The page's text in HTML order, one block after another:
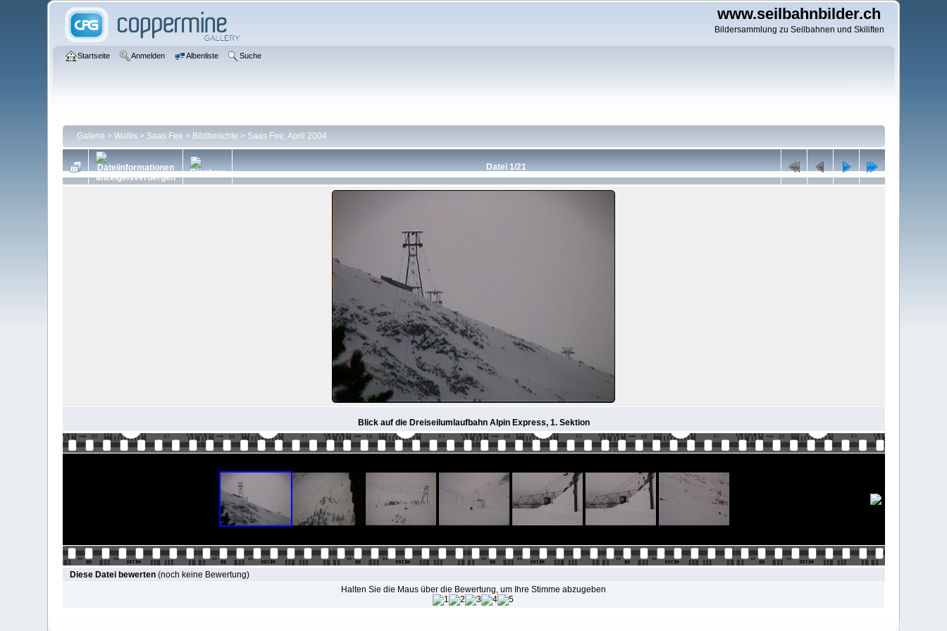
www.seilbahnbilder.ch
Bildersammlung zu Seilbahnen und Skiliften
Startseite Anmelden Albenliste Suche
Galerie > Wallis> Saas Fee > Bildberichte > Saas Fee, April 2004
Datei 1/21
Blick auf die Dreiseilumlaufbahn Alpin Express, 1. Sektion
Diese Datei bewerten(noch keine Bewertung)
Halten Sie die Maus über die Bewertung, um Ihre Stimme abzugeben